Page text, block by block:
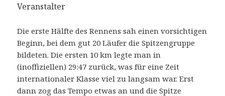
Veranstalter
Die erste Hälfte des Rennens sah einen vorsichtigen
Beginn, bei dem gut 20 Läufer die Spitzengruppe
bildeten. Die ersten 10 km legte man in
(inoffiziellen) 29:47 zurück, was für eine Zeit
internationaler Klasse viel zu langsam war. Erst
dann zog das Tempo etwas an und die Spitze